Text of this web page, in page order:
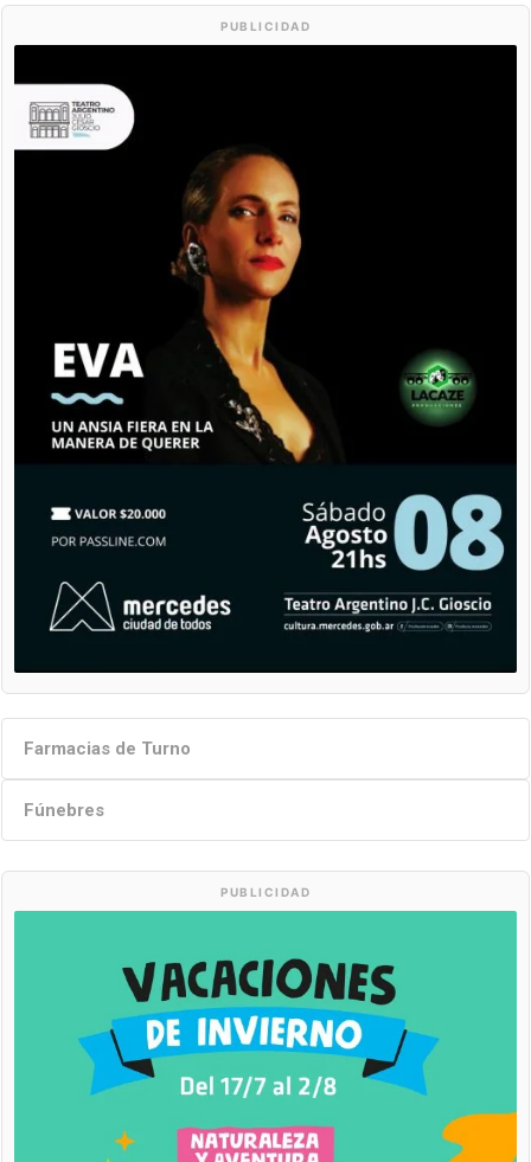
PUBLICIDAD
Farmacias de Turno
Fúnebres
PUBLICIDAD